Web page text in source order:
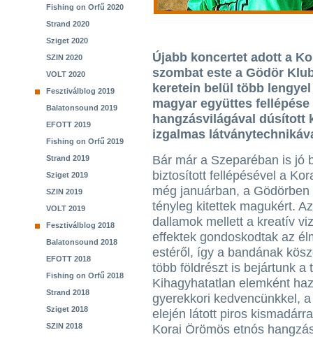
Fishing on Orfű 2020
Strand 2020
Sziget 2020
SZIN 2020
VOLT 2020
Fesztiválblog 2019
Balatonsound 2019
EFOTT 2019
Fishing on Orfű 2019
Strand 2019
Sziget 2019
SZIN 2019
VOLT 2019
Fesztiválblog 2018
Balatonsound 2018
EFOTT 2018
Fishing on Orfű 2018
Strand 2018
Sziget 2018
SZIN 2018
Újabb koncertet adott a
szombat este a Gödör
keretein belül több
magyar együttes
hangzásvilágával dúsított
izgalmas
Bár már a Szeparéban is jó
biztosított fellépésével a
még januárban, a Gödörben
tényleg kitettek magukért.
dallamok mellett a kreatív
effektek gondoskodtak az
estéről, így a bandának
több földrészt is bejártunk a
Kihagyhatatlan elemként
gyerekkori kedvencünkkel,
elején látott piros
Korai Örömös etnós